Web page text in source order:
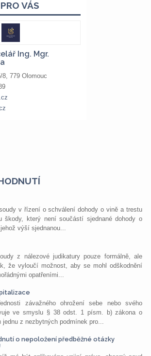
v řízení o schválení dohody o vině a trestu
škody, který není součástí sjednané dohody o
výší sjednanou...
z nálezové judikatury pouze formálně, ale
že vyloučí možnost, aby se mohl odškodnění
opatřeními...
závažného ohrožení sebe nebo svého
ve smyslu § 38 odst. 1 písm. b) zákona o
z nezbytných podmínek pro...
o nepoložení předběžné otázky